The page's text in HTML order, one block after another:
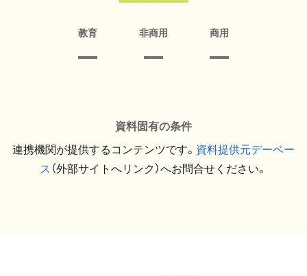
教育 非商用 商用
資料固有の条件
連携機関が提供するコンテンツです。 資料提供元デーベー
ス （外部サイトへリンク）へお問合せください。